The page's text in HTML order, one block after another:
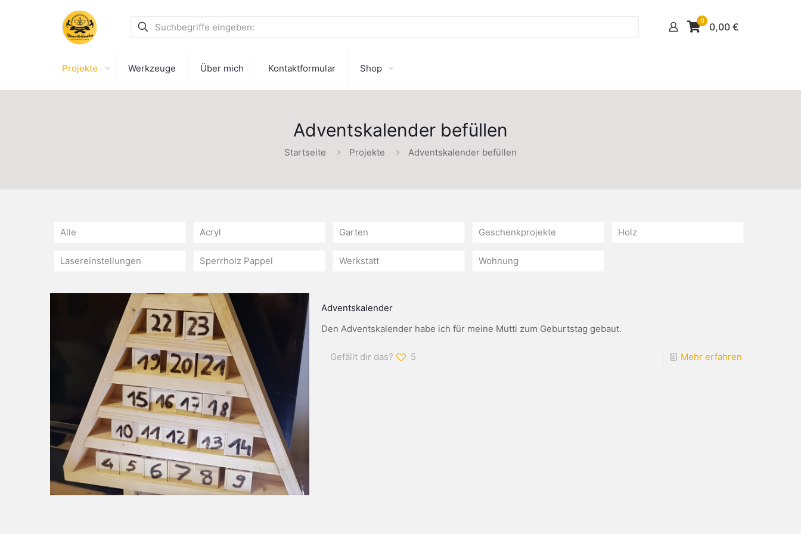
0 0,00 €
Projekte Werkzeuge Über mich Kontaktformular Shop
Adventskalender befüllen
Startseite Projekte Adventskalender befüllen
Alle Acryl Garten Geschenkprojekte Holz
Lasereinstellungen Sperrholz Pappel Werkstatt Wohnung
Adventskalender
Den Adventskalender habe ich für meine Mutti zum Geburtstag gebaut.
Gefällt dir das? 5 Mehr erfahren